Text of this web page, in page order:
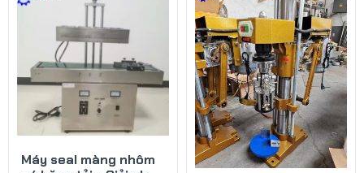
Máy seal màng nhôm